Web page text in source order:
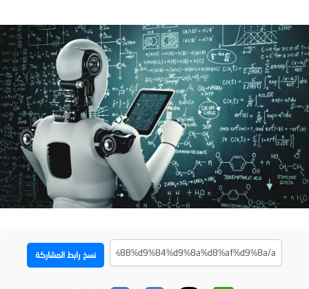
نسخ رابط المشاركة